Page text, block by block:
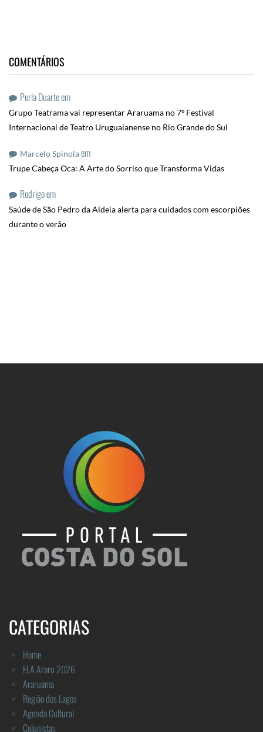
COMENTÁRIOS
Perla Duarteem
Grupo Teatrama vai representar Araruama no 7º Festival
Internacional de Teatro Uruguaianense no Rio Grande do Sul
Marcelo Spinolaem
Trupe Cabeça Oca: A Arte do Sorriso que Transforma Vidas
Rodrigoem
Saúde de São Pedro da Aldeia alerta para cuidados com escorpiões
durante o verão
CATEGORIAS
Home
FLA Araru 2026
Araruama
Região dos Lagos
Agenda Cultural
Colunistas